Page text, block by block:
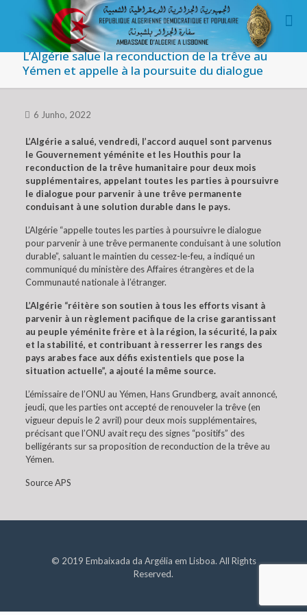
L’Algérie salue la reconduction de la trêve au
Yémen et appelle à la poursuite du dialogue
6 Junho, 2022
L’Algérie a salué, vendredi, l’accord auquel sont parvenus
le Gouvernement yéménite et les Houthis pour la
reconduction de la trêve humanitaire pour deux mois
supplémentaires, appelant toutes les parties à poursuivre
le dialogue pour parvenir à une trêve permanente
conduisant à une solution durable dans le pays.
L’Algérie “appelle toutes les parties à poursuivre le dialogue
pour parvenir à une trêve permanente conduisant à une solution
durable”, saluant le maintien du cessez-le-feu, a indiqué un
communiqué du ministère des Affaires étrangères et de la
Communauté nationale à l’étranger.
L’Algérie “réitère son soutien à tous les efforts visant à
parvenir à un règlement pacifique de la crise garantissant
au peuple yéménite frère et à la région, la sécurité, la paix
et la stabilité, et contribuant à resserrer les rangs des
pays arabes face aux défis existentiels que pose la
situation actuelle”, a ajouté la même source.
L’émissaire de l’ONU au Yémen, Hans Grundberg, avait annoncé,
jeudi, que les parties ont accepté de renouveler la trêve (en
vigueur depuis le 2 avril) pour deux mois supplémentaires,
précisant que l’ONU avait reçu des signes “positifs” des
belligérants sur sa proposition de reconduction de la trêve au
Yémen.
Source APS
© 2019 Embaixada da Argélia em Lisboa. All Rights
Reserved.